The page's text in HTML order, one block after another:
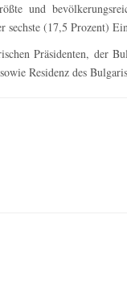
und
(17,5 Prozent)
Präsidenten, der
Residenz des